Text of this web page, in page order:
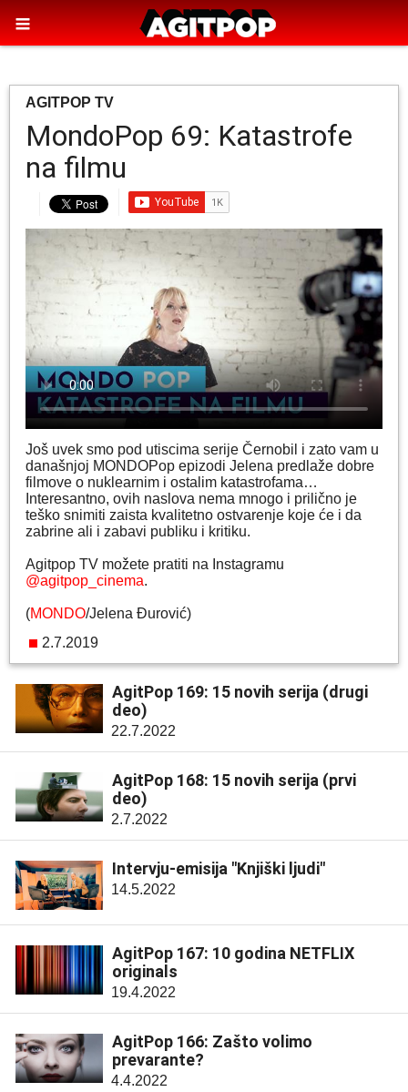
AGITPOP TV
MondoPop 69: Katastrofe
na filmu
Još uvek smo pod utiscima serije Černobil i zato vam u
današnjoj MONDOPop epizodi Jelena predlaže dobre
filmove o nuklearnim i ostalim katastrofama…
Interesantno, ovih naslova nema mnogo i prilično je
teško snimiti zaista kvalitetno ostvarenje koje će i da
zabrine ali i zabavi publiku i kritiku.
Agitpop TV možete pratiti na Instagramu
@agitpop_cinema.
(MONDO/Jelena Đurović)
2.7.2019
AgitPop 169: 15 novih serija (drugi
deo)
22.7.2022
AgitPop 168: 15 novih serija (prvi
deo)
2.7.2022
Intervju-emisija "Knjiški ljudi"
14.5.2022
AgitPop 167: 10 godina NETFLIX
originals
19.4.2022
AgitPop 166: Zašto volimo
prevarante?
4.4.2022